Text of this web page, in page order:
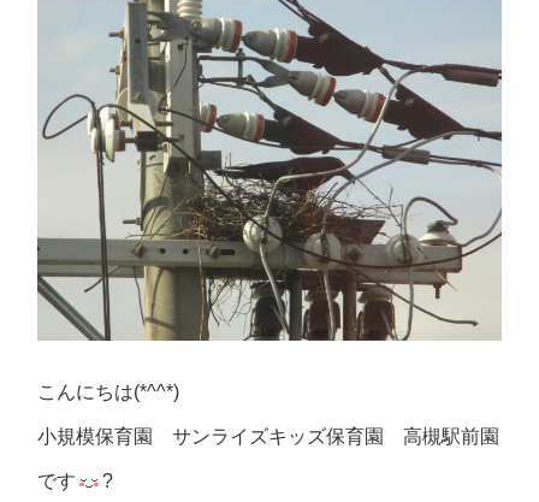
こんにちは(*^^*)
小規模保育園 サンライズキッズ保育園 高槻駅前園
です ?